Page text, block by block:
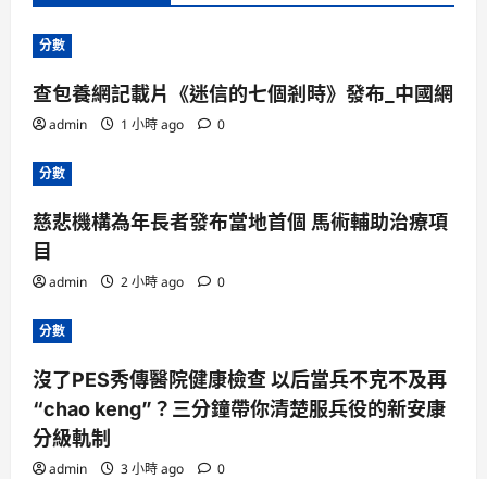
分數
查包養網記載片《迷信的七個剎時》發布_中國網
admin 1 小時 ago 0
分數
慈悲機構為年長者發布當地首個 馬術輔助治療項
目
admin 2 小時 ago 0
分數
沒了PES秀傳醫院健康檢查 以后當兵不克不及再
“chao keng”？三分鐘帶你清楚服兵役的新安康
分級軌制
admin 3 小時 ago 0